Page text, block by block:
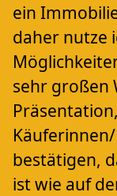
ein
daher nutze
sehr großen
bestätigen,
ist wie auf